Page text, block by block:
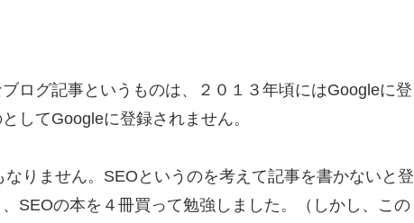
ログ記事というものは、２０１３年頃にはGoogleに登
してGoogleに登録されません。
りません。SEOというのを考えて記事を書かないと登
SEOの本を４冊買って勉強しました。（しかし、この